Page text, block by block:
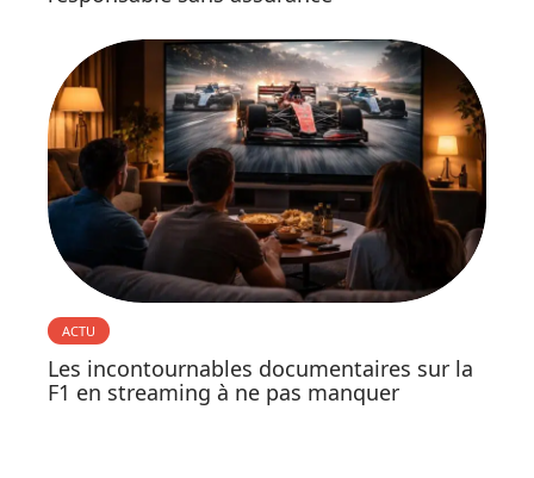
ACTU
Les incontournables documentaires sur la
F1 en streaming à ne pas manquer